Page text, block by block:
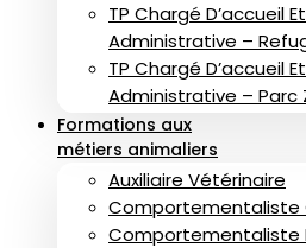
TP Chargé D’accueil
Administrative –
TP Chargé D’accueil
Administrative – Parc
Formations aux
métiers animaliers
Auxiliaire Vétérinaire
Comportementaliste
Comportementaliste